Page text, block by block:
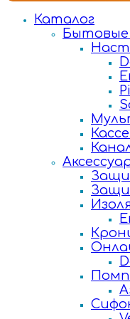
Каталог
Бытовые